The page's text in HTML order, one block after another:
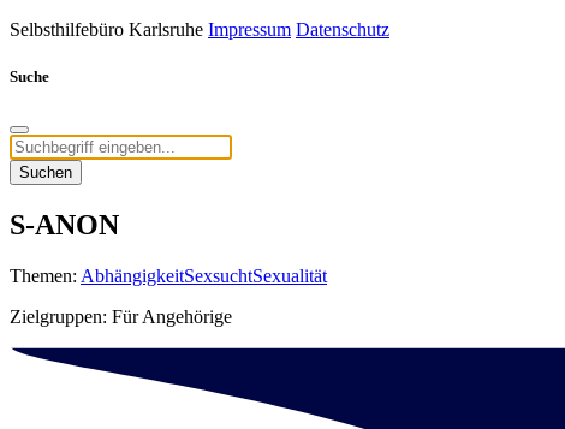
Selbsthilfebüro Karlsruhe Impressum Datenschutz
Suche
Suchen
S-ANON
Themen: AbhängigkeitSexsuchtSexualität
Zielgruppen: Für Angehörige